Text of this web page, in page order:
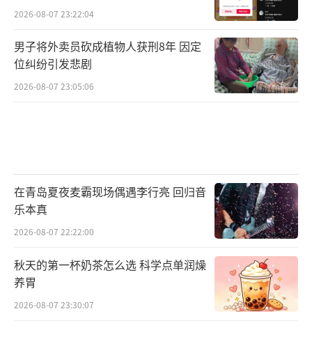
2026-08-07 23:22:04
男子将外卖员砍成植物人获刑8年 因定
位纠纷引发悲剧
2026-08-07 23:05:06
在青岛夏夜麦霸现场偶遇李行亮 回归音
乐本真
2026-08-07 22:22:00
秋天的第一杯奶茶怎么选 科学点单润燥
养胃
2026-08-07 23:30:07